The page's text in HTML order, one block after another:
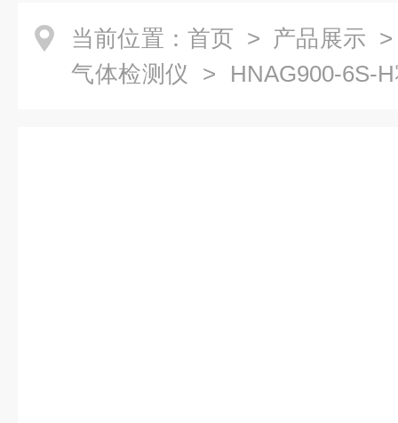
当前位置： 首页 > 产品展示
气体检测仪 > HNAG900-6S-